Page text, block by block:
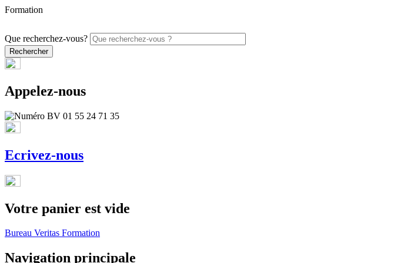
Formation
Que recherchez-vous?
Appelez-nous
Ecrivez-nous
Votre panier est vide
Bureau Veritas Formation
Navigation principale